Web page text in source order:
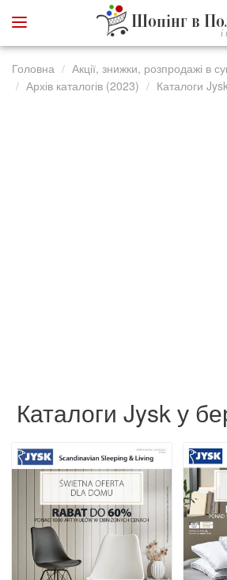
Шопінг в
і
Головна
Акції, знижки, розпродажі в
Архів каталогів (2023)
Каталоги
Каталоги Jysk у